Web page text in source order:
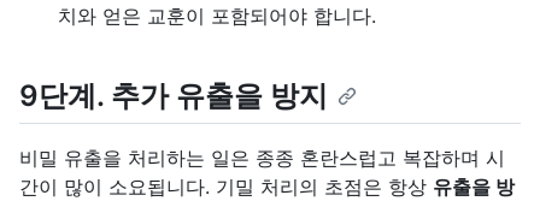
치와 얻은 교훈이 포함되어야 합니다.
9단계. 추가 유출을 방지
비밀 유출을 처리하는 일은 종종 혼란스럽고 복잡하며 시
간이 많이 소요됩니다. 기밀 처리의 초점은 항상 유출을 방